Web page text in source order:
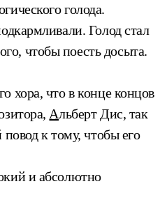
голода.
Голод стал
чтобы поесть досыта.
хора, что в конце концов
Альберт Дис, так
к тому, чтобы его
и абсолютно